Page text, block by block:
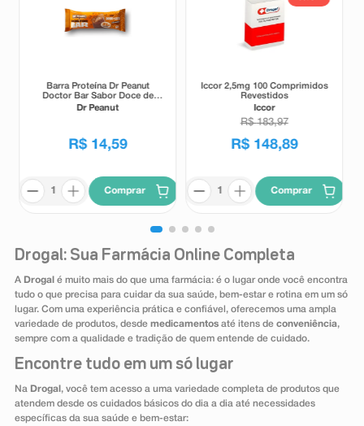
Barra Proteína Dr Peanut
Doctor Bar Sabor Doce de
Leite 62g
Dr Peanut
R$ 14,59
Comprar
Iccor 2,5mg 100 Comprimidos
Revestidos
Iccor
R$ 183,97
R$ 148,89
Comprar
Drogal: Sua Farmácia Online Completa
A Drogal é muito mais do que uma farmácia: é o lugar onde você encontra
tudo o que precisa para cuidar da sua saúde, bem-estar e rotina em um só
lugar. Com uma experiência prática e confiável, oferecemos uma ampla
variedade de produtos, desde medicamentosaté itens de conveniência,
sempre com a qualidade e tradição de quem entende de cuidado.
Encontre tudo em um só lugar
Na Drogal , você tem acesso a uma variedade completa de produtos que
atendem desde os cuidados básicos do dia a dia até necessidades
específicas da sua saúde e bem-estar: